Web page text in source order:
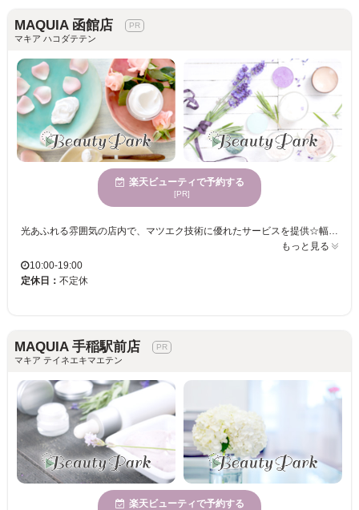
MAQUIA 函館店
マキア ハコダテテン
楽天ビューティで予約する
[PR]
光あふれる雰囲気の店内で、マツエク技術に優れたサービスを提供☆幅広い世代のお客様に愛されるサロン！くつろぎながら、理想のまつげを手に入れる時間を体験してください◎ MAQUIA 函館店は、目元の美しさを叶えたいあなたにぴったりのまつげサロンです。サロン内は広々とした空間が広がり、自然光が差し込む明るい雰囲気が特徴です。お客様一人ひとりに合わせたカウンセリングを行い、理想の仕上がりを提供します。豊富な経験を持つスタッフが、あなたの目元を引き立てます。多様な年齢のお客様から愛される当店なら、どなたでも安心してご利用いただけます。MAQUIA 函館店で理想の自分を見つけてみませんか？心地よさを感じていただける空間で、新しい自分を手に入れるお手伝いをいたします。ぜひ足を運んでください。
もっと見る
10:00-19:00
定休日： 不定休
MAQUIA 手稲駅前店
マキア テイネエキマエテン
楽天ビューティで予約する